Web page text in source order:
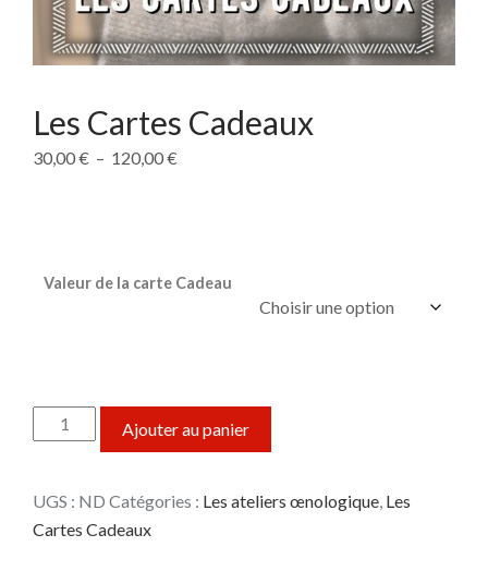
Les Cartes Cadeaux
30,00€ – 120,00€
Valeur de la carte Cadeau
quantité de Les Cartes Cadeaux
Ajouter au panier
UGS : ND Catégories : Les ateliers œnologique, Les
Cartes Cadeaux